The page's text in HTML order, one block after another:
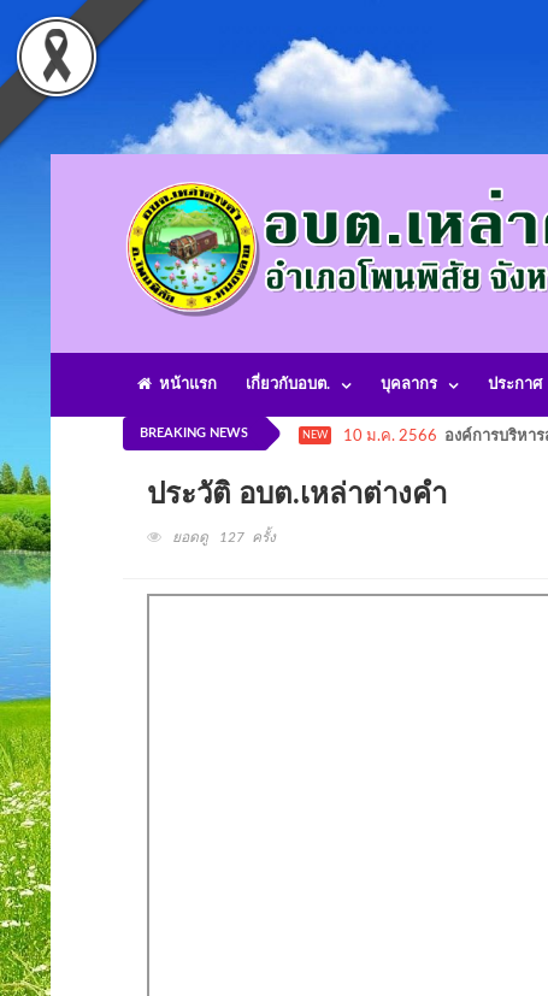
หน้าแรก เกี่ยวกับอบต. บุคลากร ประกาศ
BREAKING NEWS NEW 10 ม.ค. 2566 องค์การบริหา
ประวัติ อบต.เหล่าต่างคำ
ยอดดู 127 ครั้ง